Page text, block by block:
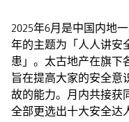
2025年6月是中国内地
年的主题为「人人讲安
患」。太古地产在旗下
旨在提高大家的安全意
故的能力。月内共接获
全部更选出十大安全达